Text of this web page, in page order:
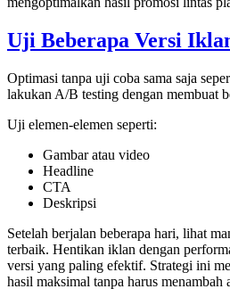
Uji Beberapa Versi
Optimasi tanpa uji coba sama saja
lakukan A/B testing dengan membuat
Uji elemen-elemen seperti:
Gambar atau video
Headline
CTA
Deskripsi
Setelah berjalan beberapa hari, lihat
terbaik. Hentikan iklan dengan
versi yang paling efektif. Strategi ini
hasil maksimal tanpa harus menambah